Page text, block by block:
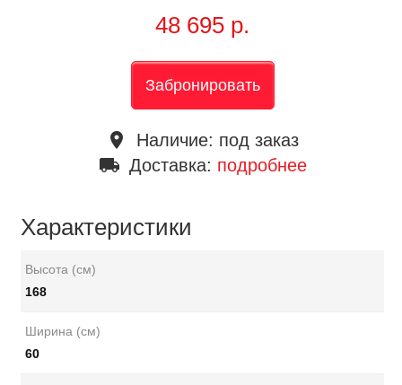
48 695 р.
Забронировать
place Наличие: под заказ
local_shipping Доставка: подробнее
Характеристики
Высота (см)
168
Ширина (см)
60